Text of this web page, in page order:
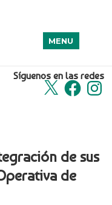
Síguenos en las redes
X Facebook
MENU
de sus
de